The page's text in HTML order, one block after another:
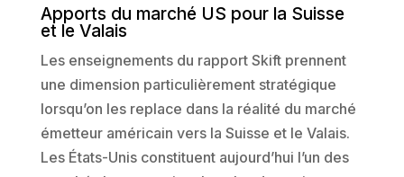
Apports du marché US pour la Suisse
et le Valais
Les enseignements du rapport Skift prennent
une dimension particulièrement stratégique
lorsqu’on les replace dans la réalité du marché
émetteur américain vers la Suisse et le Valais.
Les États-Unis constituent aujourd’hui l’un des